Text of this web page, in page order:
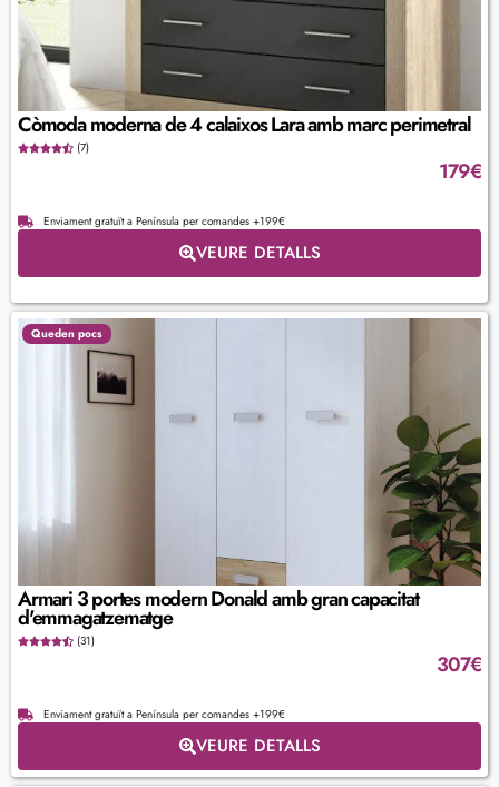
Còmoda moderna de 4 calaixos Lara amb marc perimetral
(7)
179€
Enviament gratuït a Península per comandes +199€
VEURE DETALLS
Queden pocs
Armari 3 portes modern Donald amb gran capacitat
d'emmagatzematge
(31)
307€
Enviament gratuït a Península per comandes +199€
VEURE DETALLS